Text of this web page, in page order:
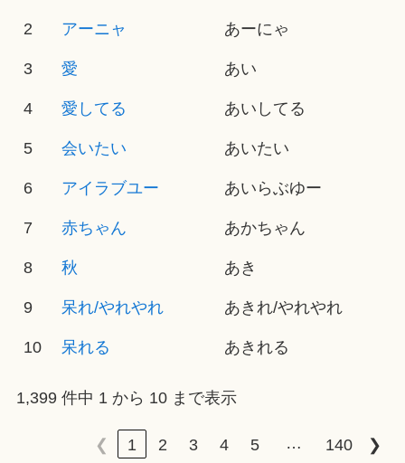
2 アーニャ あーにゃ
3 愛 あい
4 愛してる あいしてる
5 会いたい あいたい
6 アイラブユー あいらぶゆー
7 赤ちゃん あかちゃん
8 秋 あき
9 呆れ/やれやれ あきれ/やれやれ
10 呆れる あきれる
1,399 件中 1 から 10 まで表示
❮ 1 2 3 4 5 … 140 ❯